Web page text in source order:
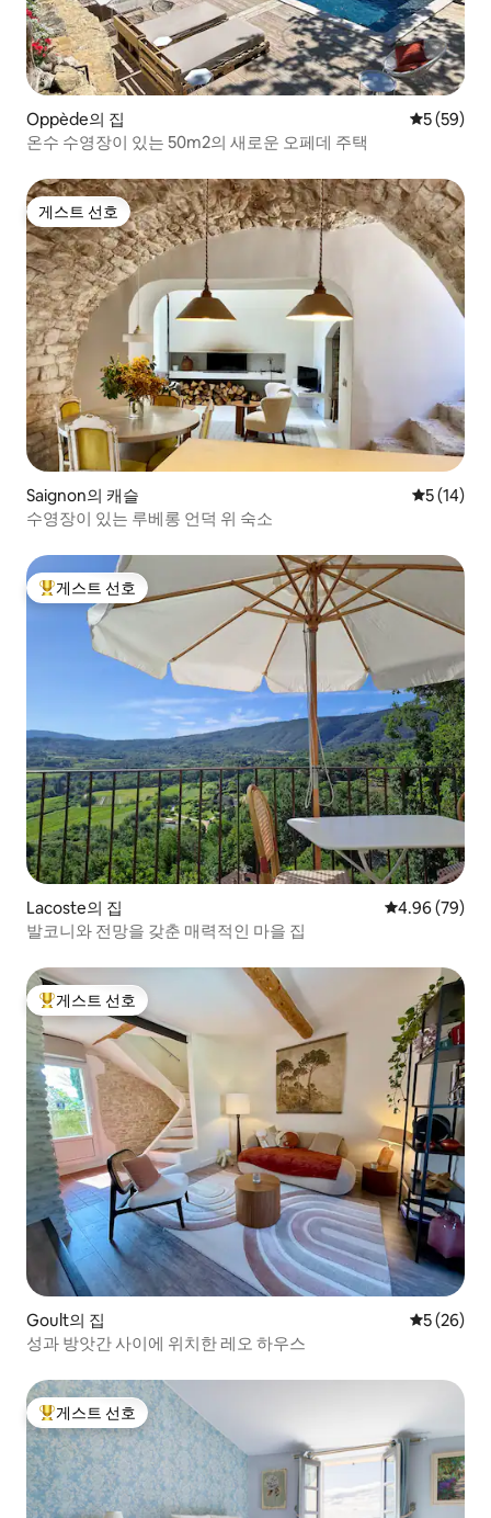
Oppède의 집 평점 5점(5
5 (59)
온수 수영장이 있는 50m2의 새로운 오페데 주택
게스트 선호
게스트 선호
Saignon의 캐슬 평점 5점
5 (14)
수영장이 있는 루베롱 언덕 위 숙소
상위 게스트 선호
게스트 선호
Lacoste의 집 평점 4.96점(5
4.96 (79)
발코니와 전망을 갖춘 매력적인 마을 집
상위 게스트 선호
게스트 선호
Goult의 집 평점 5점(5
5 (26)
성과 방앗간 사이에 위치한 레오 하우스
상위 게스트 선호
게스트 선호